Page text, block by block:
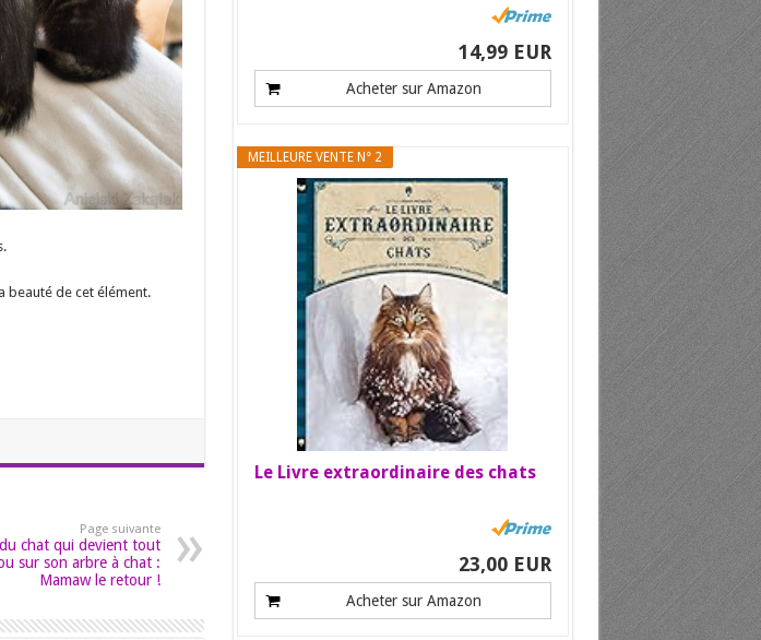
beauté de cet élément.
Page suivante
chat qui devient tout
sur son arbre à chat :
Mamaw le retour !
14,99 EUR
Acheter sur Amazon
MEILLEURE VENTE N° 2
Le Livre extraordinaire des chats
23,00 EUR
Acheter sur Amazon